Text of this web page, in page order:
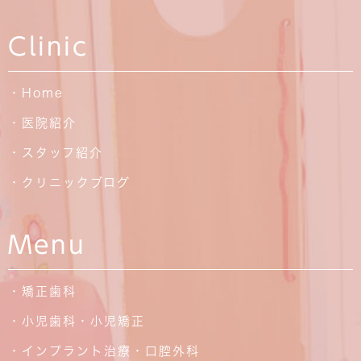
Clinic
・Home
・医院紹介
・スタッフ紹介
・クリニックブログ
Menu
・矯正歯科
・小児歯科・小児矯正
・インプラント治療・口腔外科